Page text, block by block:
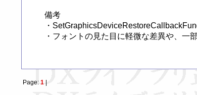
備考
・
・フォントの見た目に軽微な差異や、一
Page: 1|